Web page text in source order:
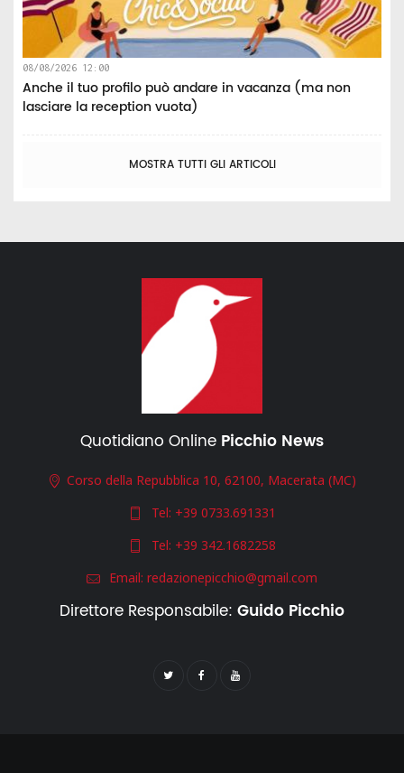
08/08/2026 12:00
Anche il tuo profilo può andare in vacanza (ma non
lasciare la reception vuota)
MOSTRA TUTTI GLI ARTICOLI
Quotidiano Online Picchio News
Corso della Repubblica 10, 62100, Macerata (MC)
Tel: +39 0733.691331
Tel: +39 342.1682258
Email: redazionepicchio@gmail.com
Direttore Responsabile: Guido Picchio